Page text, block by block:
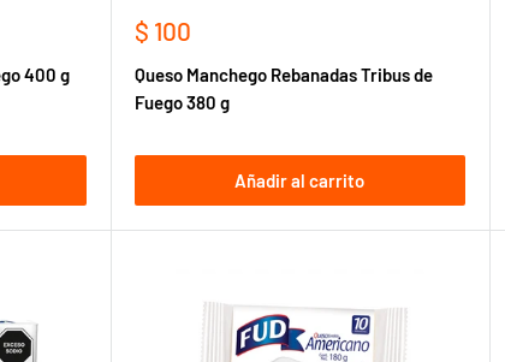
400 g
Precio
venta
$ 100
Queso Manchego Rebanadas Tribus de
Fuego 380 g
Añadir al carrito